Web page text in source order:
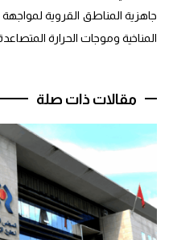
جاهزية المناطق القروية
المناخية وموجات الحرارة
مقالات ذات صلة